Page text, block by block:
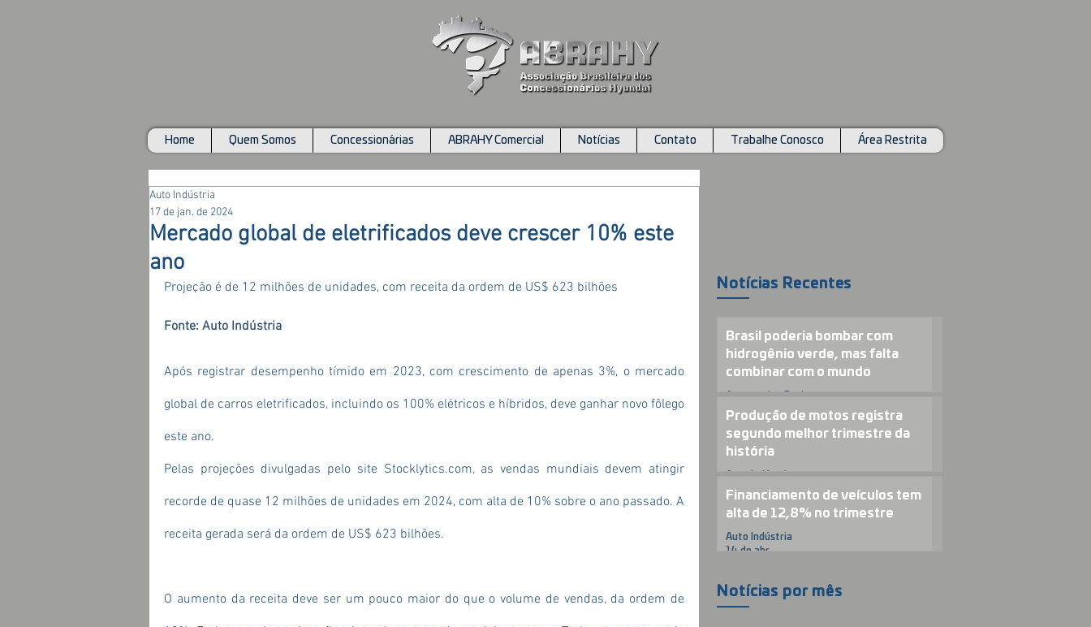
Home Quem Somos Concessionárias ABRAHY Comercial Notícias Contato Trabalhe Conosco Área Restrita
Notícias Recentes
Brasil poderia bombar com
hidrogênio verde, mas falta
combinar com o mundo
23 de abr.
Produção de motos registra
segundo melhor trimestre da
história
15 de abr.
Financiamento de veículos tem
alta de 12,8% no trimestre
Auto Indústria
14 de abr.
Notícias por mês
Mercado global de eletrificados deve crescer 10% este
ano
Auto Indústria
17 de jan. de 2024
Projeção é de 12 milhões de unidades, com receita da ordem de US$ 623 bilhões
Fonte: Auto Indústria
Após registrar desempenho tímido em 2023, com crescimento de apenas 3%, o mercado
global de carros eletrificados, incluindo os 100% elétricos e híbridos, deve ganhar novo fôlego
este ano.
Pelas projeções divulgadas pelo site Stocklytics.com, as vendas mundiais devem atingir
recorde de quase 12 milhões de unidades em 2024, com alta de 10% sobre o ano passado. A
receita gerada será da ordem de US$ 623 bilhões.
O aumento da receita deve ser um pouco maior do que o volume de vendas, da ordem de